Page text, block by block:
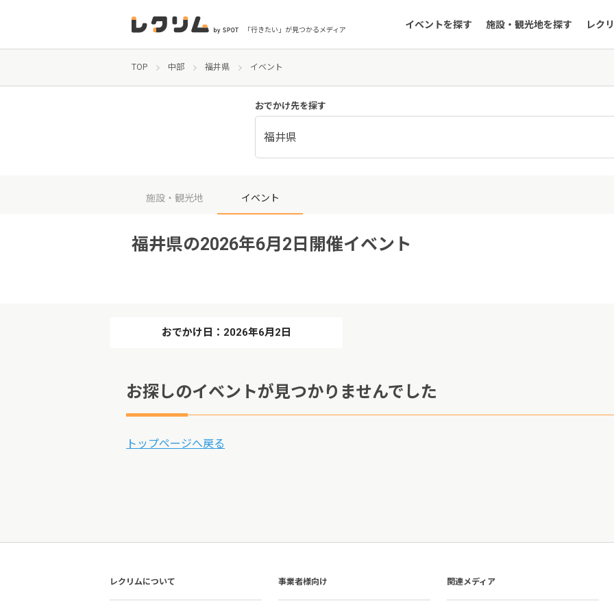
「行きたい」が見つかるメディア イベントを探す 施設・観光地を探す レク
TOP 中部 福井県 イベント
おでかけ先を探す
福井県
施設・観光地 イベント
福井県の2026年6月2日開催イベント
おでかけ日：2026年6月2日
お探しのイベントが見つかりませんでした
トップページへ戻る
レクリムについて 事業者様向け 関連メディア